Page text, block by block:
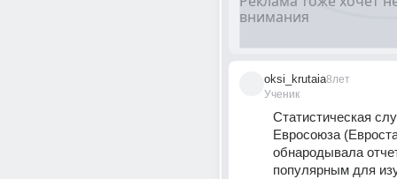
oksi_krutaia
Ученик
8лет
Статистическая
Евросоюза
обнародывала
популярным для